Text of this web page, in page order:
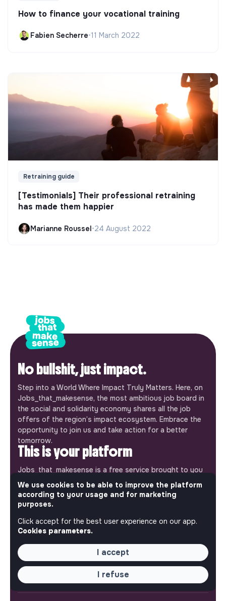
How to finance your vocational training
Fabien Secherre•11 March 2022
Retraining guide
[Testimonials] Their professional retraining
has made them happier
Marianne Roussel•24 August 2022
No bullshit, just impact.
Step into a World Where Impact Truly Matters. Here, on
Jobs_that_makesense, the most ambitious job board in
the social and solidarity economy shares all the job
offers of the region’s impact ecosystem. Embrace the
opportunity to join us and take action for a better
tomorrow.
This is your platform
Jobs_that_makesense is a free service brought to you
by the makesense association. Use its potential to
accelerate your projects and contribute to building a
more respectful, inclusive and sustainable society.
Our mobile app
Get jobs that make sense on your phone so you never
iPhone Android
We use cookies to be able to improve the platform
according to your usage and for marketing
purposes.
Click accept for the best user experience on our app.
Cookies parameters.
I accept
I refuse